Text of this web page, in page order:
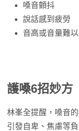
嗓音顫抖
說話感到疲勞
音高或音量難以
護嗓6招妙方
林峯全提醒，嗓音
引發自卑、焦慮等